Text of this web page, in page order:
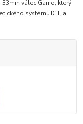
válec Gamo, který
systému IGT, a